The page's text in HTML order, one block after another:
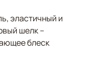
эластичный и
шелк –
блеск